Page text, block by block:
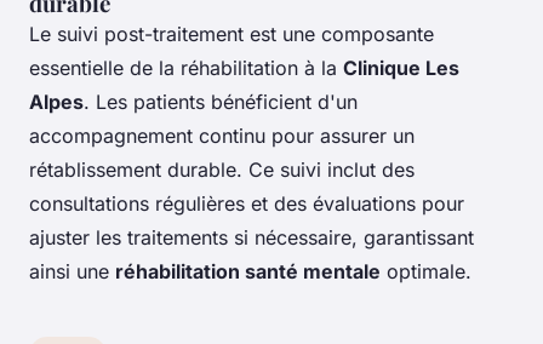
Le suivi post-traitement est une composante
essentielle de la réhabilitation à la Clinique Les
Alpes. Les patients bénéficient d'un
accompagnement continu pour assurer un
rétablissement durable. Ce suivi inclut des
consultations régulières et des évaluations pour
ajuster les traitements si nécessaire, garantissant
ainsi une réhabilitation santé mentale optimale.